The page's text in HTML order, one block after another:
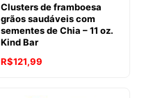
Clusters de framboesa
grãos saudáveis com
sementes de Chia – 11 oz.
Kind Bar
R$121,99